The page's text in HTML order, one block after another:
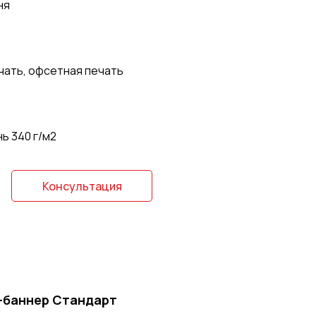
Консультация
офсетная печать
340 г/м2
Стандарт